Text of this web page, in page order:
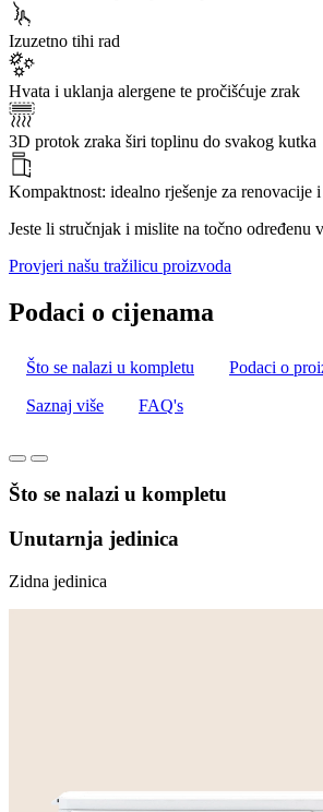
Izuzetno tihi rad
Hvata i uklanja alergene te pročišćuje zrak
3D protok zraka širi toplinu do svakog kutka
Kompaktnost: idealno rješenje za renovacije
Jeste li stručnjak i mislite na točno određenu
Provjeri našu tražilicu proizvoda
Podaci o cijenama
Što se nalazi u kompletu Podaci o
Saznaj više FAQ's
Što se nalazi u kompletu
Unutarnja jedinica
Zidna jedinica